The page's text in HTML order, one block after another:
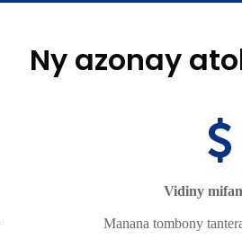
Ny azonay
Vidiny
Manana tombony